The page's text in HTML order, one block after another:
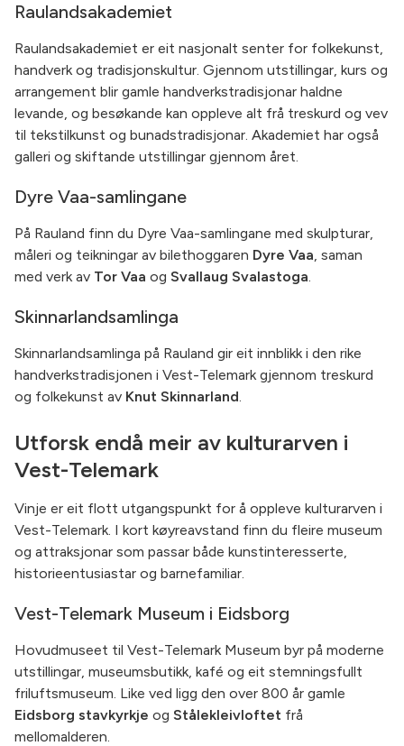
Raulandsakademiet
Raulandsakademiet er eit nasjonalt senter for folkekunst,
handverk og tradisjonskultur. Gjennom utstillingar, kurs og
arrangement blir gamle handverkstradisjonar haldne
levande, og besøkande kan oppleve alt frå treskurd og vev
til tekstilkunst og bunadstradisjonar. Akademiet har også
galleri og skiftande utstillingar gjennom året.
Dyre Vaa-samlingane
På Rauland finn du Dyre Vaa-samlingane med skulpturar,
måleri og teikningar av bilethoggaren Dyre Vaa, saman
med verk av Tor Vaa og Svallaug Svalastoga.
Skinnarlandsamlinga
Skinnarlandsamlinga på Rauland gir eit innblikk i den rike
handverkstradisjonen i Vest-Telemark gjennom treskurd
og folkekunst av Knut Skinnarland.
Utforsk endå meir av kulturarven i
Vest-Telemark
Vinje er eit flott utgangspunkt for å oppleve kulturarven i
Vest-Telemark. I kort køyreavstand finn du fleire museum
og attraksjonar som passar både kunstinteresserte,
historieentusiastar og barnefamiliar.
Vest-Telemark Museum i Eidsborg
Hovudmuseet til Vest-Telemark Museum byr på moderne
utstillingar, museumsbutikk, kafé og eit stemningsfullt
friluftsmuseum. Like ved ligg den over 800 år gamle
Eidsborg stavkyrkje og Stålekleivloftet frå
mellomalderen.